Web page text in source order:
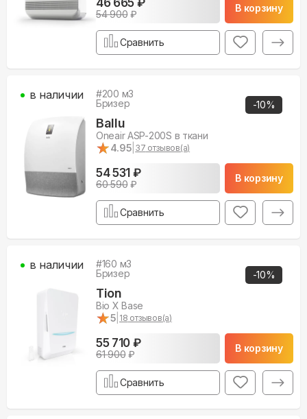
54 900₽
В корзину
Сравнить
-10%
#200 м3
Бризер
Ballu
Oneair ASP-200S в ткани
★
★4.95 37 отзывов(а)
54 531 ₽
60 590₽
В корзину
в наличии
Сравнить
-10%
#160 м3
Бризер
Tion
Bio X Base
★
★5 18 отзывов(а)
55 710 ₽
61 900₽
В корзину
в наличии
Сравнить